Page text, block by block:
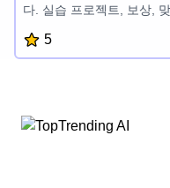
다. 실습 프로젝트, 보상,
다. 재미있고 쉽게 개발할
제품을 만들고 AI와 블록
5